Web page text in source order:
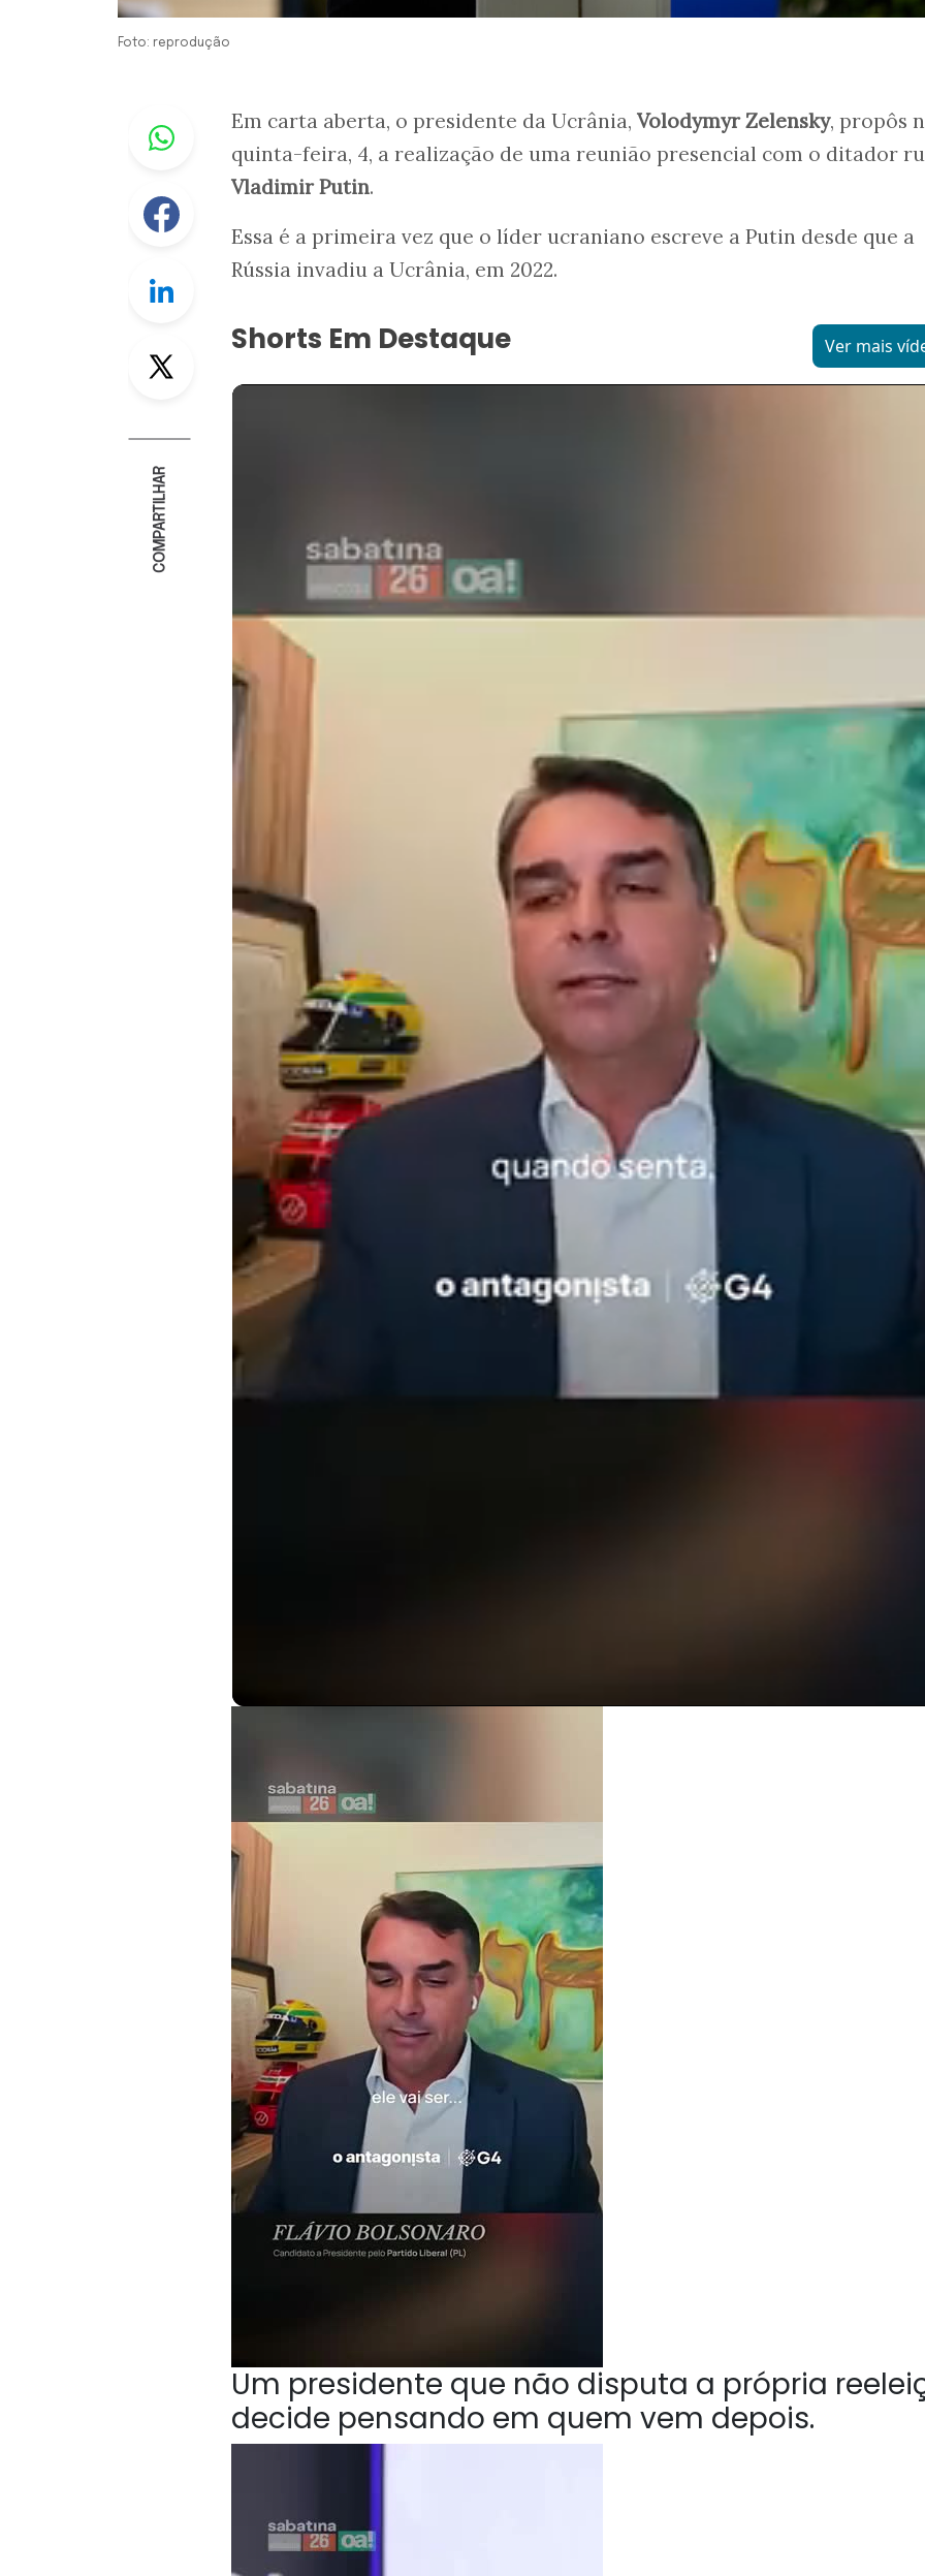
Foto: reprodução
Whastapp
Facebook
Linkedin
Twitter
COMPARTILHAR
Em carta aberta, o presidente da Ucrânia, Volodymyr Zelensky, propôs
quinta-feira, 4, a realização de uma reunião presencial com o ditador
Vladimir Putin.
Essa é a primeira vez que o líder ucraniano escreve a Putin desde que a
Rússia invadiu a Ucrânia, em 2022.
Shorts Em Destaque Ver mais
Um presidente que não disputa a própria
decide pensando em quem vem depois.